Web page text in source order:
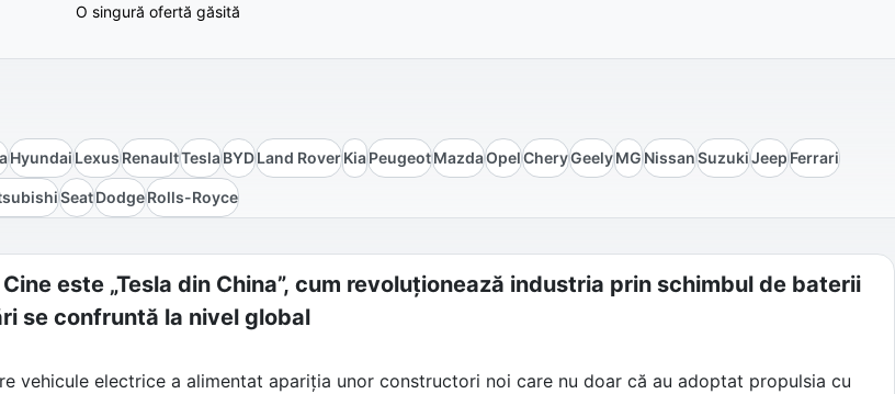
O singură ofertă găsită
HyundaiLexusRenaultTeslaBYDLand RoverKiaPeugeotMazdaOpelCheryGeelyMGNissanSuzukiJeepFerrari
SeatDodgeRolls-Royce
este „Tesla din China”, cum revoluționează industria prin schimbul de baterii
se confruntă la nivel global
vehicule electrice a alimentat apariția unor constructori noi care nu doar că au adoptat propulsia cu